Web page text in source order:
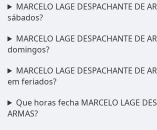
MARCELO LAGE DESPACHANTE DE
sábados?
MARCELO LAGE DESPACHANTE DE
domingos?
MARCELO LAGE DESPACHANTE DE
em feriados?
Que horas fecha MARCELO LAGE
ARMAS?